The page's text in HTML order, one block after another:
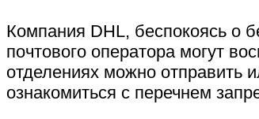
Компания DHL, беспокоясь о
почтового оператора могут
отделениях можно отправить
ознакомиться с перечнем